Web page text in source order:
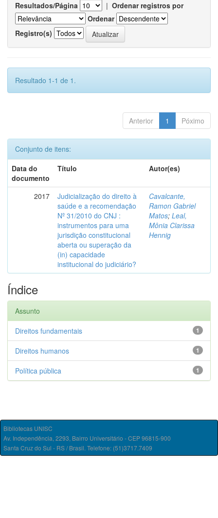
Resultados/Página | Ordenar registros por
Ordenar
Registro(s)
Resultado 1-1 de 1.
Anterior 1 Póximo
Conjunto de itens:
Data do
documento
Título Autor(es)
2017
Judicialização do direito à
saúde e a recomendação
Nº 31/2010 do CNJ :
instrumentos para uma
jurisdição constitucional
aberta ou superação da
(in) capacidade
institucional do judiciário?
Cavalcante,
Ramon Gabriel
Matos; Leal,
Mônia Clarissa
Hennig
Índice
Assunto
1
Direitos fundamentais
1
Direitos humanos
1
Política pública
Bibliotecas UNISC
Av. Independência, 2293, Bairro Universitário - CEP 96815-900
Santa Cruz do Sul - RS / Brasil. Telefone: (51)3717.7409